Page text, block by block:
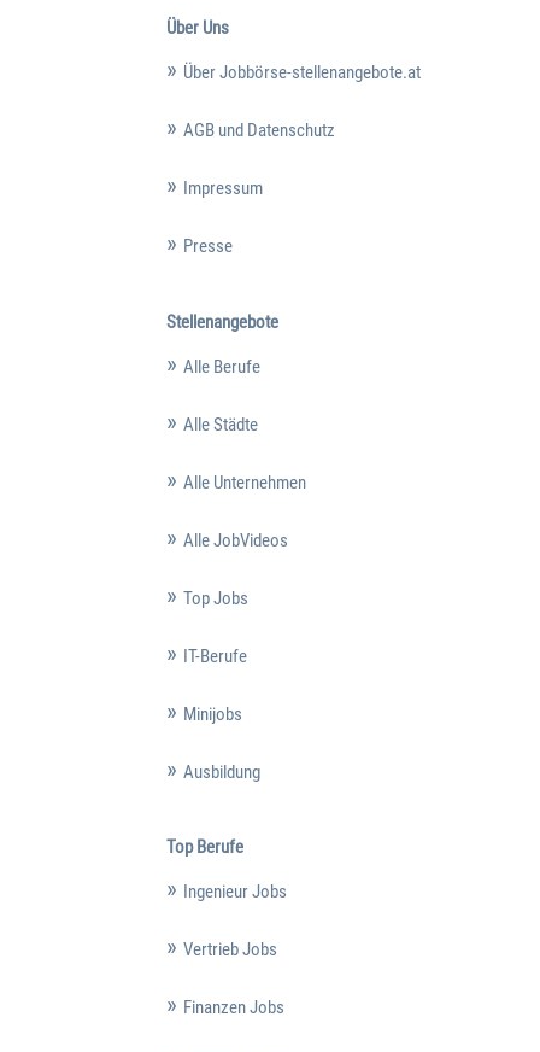
Über Uns
Über Jobbörse-stellenangebote.at
AGB und Datenschutz
Impressum
Presse
Stellenangebote
Alle Berufe
Alle Städte
Alle Unternehmen
Alle JobVideos
Top Jobs
IT-Berufe
Minijobs
Ausbildung
Top Berufe
Ingenieur Jobs
Vertrieb Jobs
Finanzen Jobs